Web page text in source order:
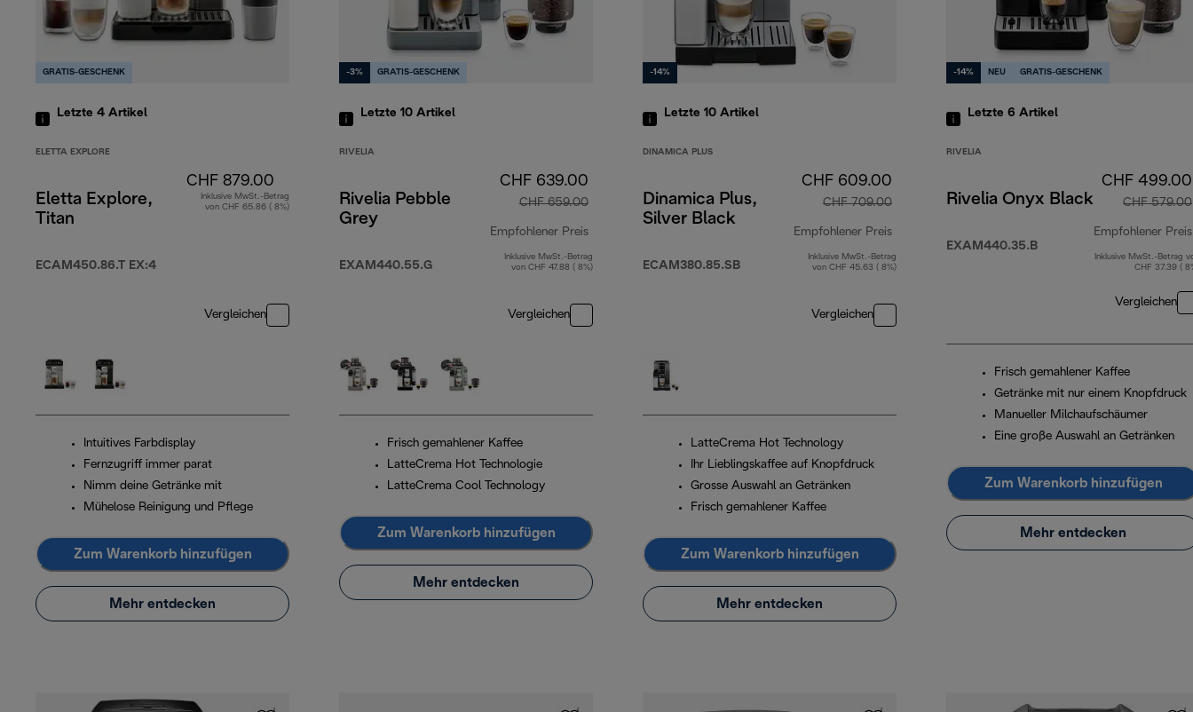
GRATIS-GESCHENK
Letzte 4 Artikel
ELETTA EXPLORE
Eletta Explore,
Titan
ECAM450.86.T EX:4
CHF 879.00
Inklusive MwSt.-Betrag
von CHF 65.86 ( 8%)
Vergleichen
Intuitives Farbdisplay
Fernzugriff immer parat
Nimm deine Getränke mit
Mühelose Reinigung und Pflege
Zum Warenkorb hinzufügen
Mehr entdecken
-3% GRATIS-GESCHENK
Letzte 10 Artikel
RIVELIA
Rivelia Pebble
Grey
EXAM440.55.G
CHF 639.00
CHF 659.00
Empfohlener Preis
Originalpreis CHF 659.00
Inklusive MwSt.-Betrag
von CHF 47.88 ( 8%)
Vergleichen
Frisch gemahlener Kaffee
LatteCrema Hot Technologie
LatteCrema Cool Technology
Zum Warenkorb hinzufügen
Mehr entdecken
-14%
Letzte 10 Artikel
DINAMICA PLUS
Dinamica Plus,
Silver Black
ECAM380.85.SB
CHF 609.00
CHF 709.00
Empfohlener Preis
Originalpreis CHF 709.00
Inklusive MwSt.-Betrag
von CHF 45.63 ( 8%)
Vergleichen
LatteCrema Hot Technology
Ihr Lieblingskaffee auf Knopfdruck
Grosse Auswahl an Getränken
Frisch gemahlener Kaffee
Zum Warenkorb hinzufügen
Mehr entdecken
-14% NEU GRATIS-GESCHENK
Letzte 6 Artikel
RIVELIA
Rivelia Onyx Black
EXAM440.35.B
CHF 499.00
CHF 579.00
Empfohlener Preis
Inklusive MwSt.-Betrag
CHF 37.39 (
Vergleichen
Frisch gemahlener Kaffee
Getränke mit nur einem Knopfdruck
Manueller Milchaufschäumer
Eine große Auswahl an Getränken
Zum Warenkorb hinzufügen
Mehr entdecken